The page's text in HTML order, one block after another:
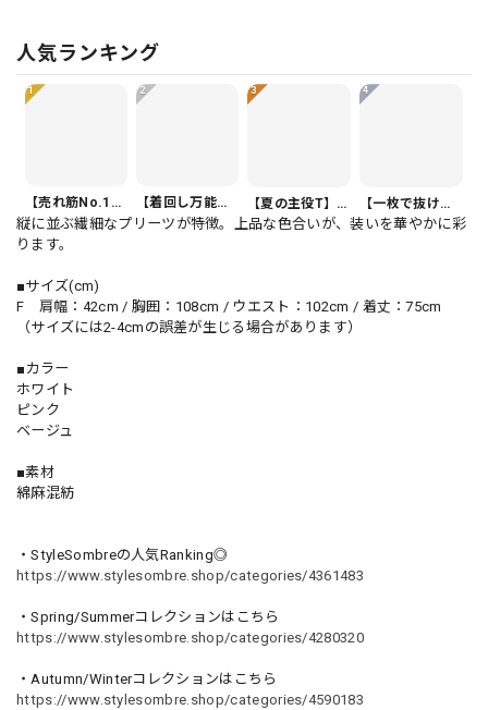
人気ランキング
1
【売れ筋No.1】ボタンフロント バルーンシルエット ハーフ丈 パンツ 1color PT0407
2
【着回し万能】カジュアルクロップドパンツ PT0341
3
【夏の主役T】Vネック 半袖 アシンメトリー裾 ゆったり カットソー 1color T0508
4
【一枚で抜け感】オーバーサイズ 半袖 ドルマンスリーブ シャツ 1color PU0494
縦に並ぶ繊細なプリーツが特徴。上品な色合いが、装いを華やかに彩
ります。
■サイズ(cm)
F 肩幅：42cm / 胸囲：108cm / ウエスト：102cm / 着丈：75cm
（サイズには2-4cmの誤差が生じる場合があります）
■カラー
ホワイト
ピンク
ベージュ
■素材
綿麻混紡
・StyleSombreの人気Ranking◎
https://www.stylesombre.shop/categories/4361483
・Spring/Summerコレクションはこちら
https://www.stylesombre.shop/categories/4280320
・Autumn/Winterコレクションはこちら
https://www.stylesombre.shop/categories/4590183